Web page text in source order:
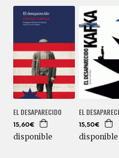
EL DESAPARECIDO
15,60€
disponible
EL
15,50€
disponible